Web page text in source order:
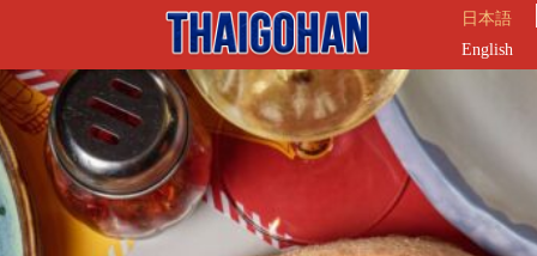
English
日本語